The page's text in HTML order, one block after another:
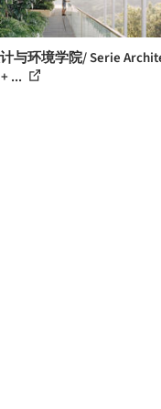
与环境学院/ Serie
...